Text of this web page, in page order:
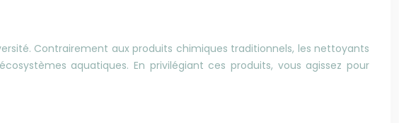
Contrairement aux produits chimiques traditionnels, les nettoyants
aquatiques. En privilégiant ces produits, vous agissez pour